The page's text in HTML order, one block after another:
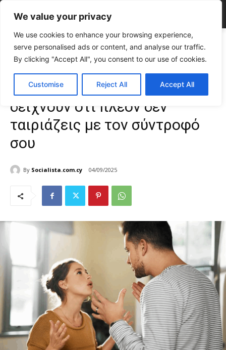
We value your privacy
We use cookies to enhance your browsing experience,
serve personalised ads or content, and analyse our traffic.
By clicking "Accept All", you consent to our use of cookies.
Customise Reject All Accept All
Home LIFE
Τέσσερα σημάδια που δείχνουν ότι πλέον δεν
ταιριάζεις με τον σύντροφό σου
Τέσσερα σημάδια που
δείχνουν ότι πλέον δεν
ταιριάζεις με τον σύντροφό
σου
By Socialista.com.cy 04/09/2025